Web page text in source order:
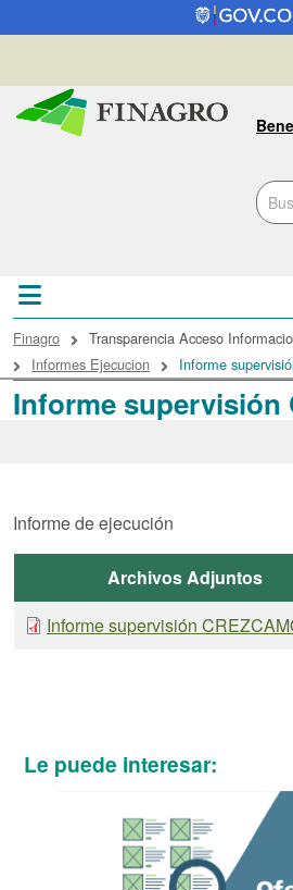
Pasar al contenido principal
Informe supervisión
enlaces de
Finagro Transparencia Acceso
Informes Ejecucion
Informe
Informe de ejecución
Archivos Adjuntos
Informe supervisión
Le puede interesar: